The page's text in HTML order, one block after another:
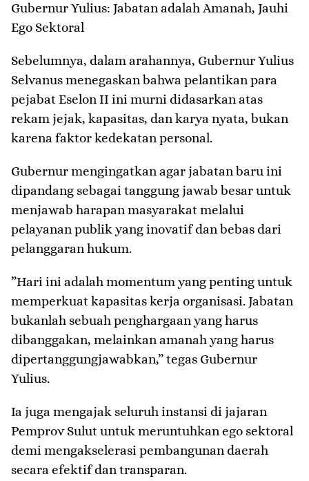
​Gubernur Yulius: Jabatan adalah Amanah, Jauhi
Ego Sektoral
​Sebelumnya, dalam arahannya, Gubernur Yulius
Selvanus menegaskan bahwa pelantikan para
pejabat Eselon II ini murni didasarkan atas
rekam jejak, kapasitas, dan karya nyata, bukan
karena faktor kedekatan personal.
​Gubernur mengingatkan agar jabatan baru ini
dipandang sebagai tanggung jawab besar untuk
menjawab harapan masyarakat melalui
pelayanan publik yang inovatif dan bebas dari
pelanggaran hukum.
​”Hari ini adalah momentum yang penting untuk
memperkuat kapasitas kerja organisasi. Jabatan
bukanlah sebuah penghargaan yang harus
dibanggakan, melainkan amanah yang harus
dipertanggungjawabkan,” tegas Gubernur
Yulius.
​Ia juga mengajak seluruh instansi di jajaran
Pemprov Sulut untuk meruntuhkan ego sektoral
demi mengakselerasi pembangunan daerah
secara efektif dan transparan.